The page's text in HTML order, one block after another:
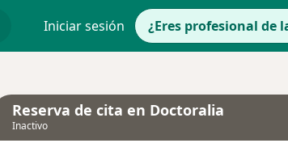
Iniciar sesión ¿Eres profesional de
Reserva de cita en Doctoralia
Inactivo